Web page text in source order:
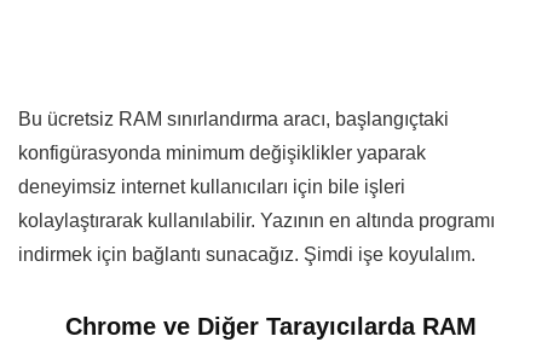
Bu ücretsiz RAM sınırlandırma aracı, başlangıçtaki
konfigürasyonda minimum değişiklikler yaparak
deneyimsiz internet kullanıcıları için bile işleri
kolaylaştırarak kullanılabilir. Yazının en altında programı
indirmek için bağlantı sunacağız. Şimdi işe koyulalım.
Chrome ve Diğer Tarayıcılarda RAM